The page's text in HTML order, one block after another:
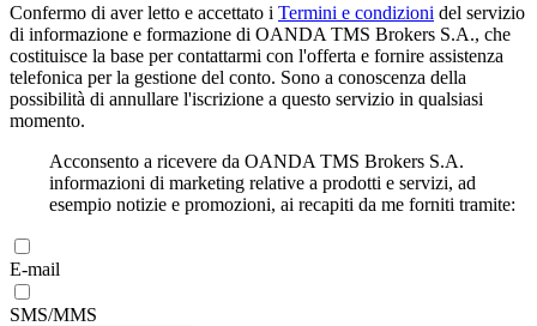
Confermo di aver letto e accettato i Termini e condizioni del servizio
di informazione e formazione di OANDA TMS Brokers S.A., che
costituisce la base per contattarmi con l'offerta e fornire assistenza
telefonica per la gestione del conto. Sono a conoscenza della
possibilità di annullare l'iscrizione a questo servizio in qualsiasi
momento.
Acconsento a ricevere da OANDA TMS Brokers S.A.
informazioni di marketing relative a prodotti e servizi, ad
esempio notizie e promozioni, ai recapiti da me forniti tramite:
E-mail
SMS/MMS